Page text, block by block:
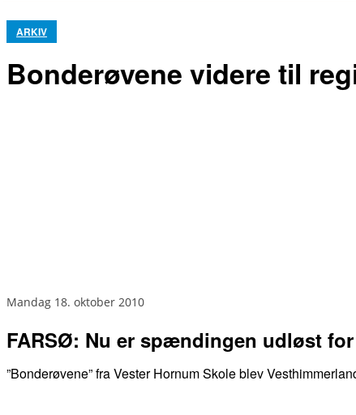
ARKIV
Bonderøvene videre til
mandag 18. oktober 2010
FARSØ: Nu er spændingen udløst
”Bonderøvene” fra Vester Hornum Skole blev